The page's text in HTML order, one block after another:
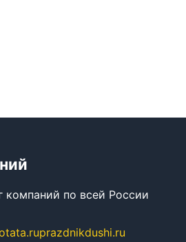
компаний по всей России
prazdnikdushi.ru